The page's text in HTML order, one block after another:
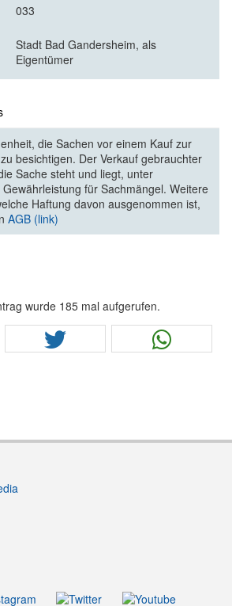
033
Stadt Bad Gandersheim, als
Eigentümer
die Sachen vor einem Kauf zur
besichtigen. Der Verkauf gebrauchter
Sache steht und liegt, unter
für Sachmängel. Weitere
Haftung davon ausgenommen ist,
AGB (link)
wurde 185 mal aufgerufen.